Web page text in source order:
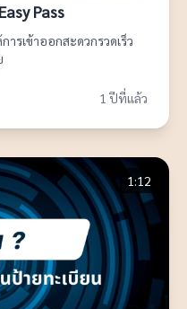
Pass
รเข้าออกสะดวกรวดเร็ว
1 ปีที่แล้ว
1:12